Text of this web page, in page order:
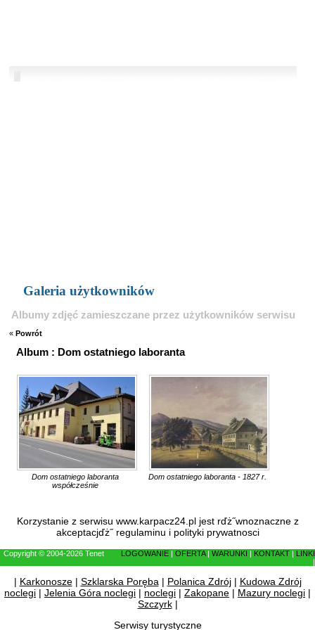
Galeria użytkowników
Albumy zdjęć zamieszczane przez użytkowników serwisu
« Powrót
Album : Dom ostatniego laboranta
Dom ostatniego laboranta
współcześnie
Dom ostatniego laboranta - 1827 r.
Korzystanie z serwisu www.karpacz24.pl jest rďż˝wnoznaczne z
akceptacjďż˝ regulaminu i polityki prywatnosci
Copyright © 2004-2026 Tenet LOGOWANIE OFERTA| WARUNKI KONTAKT
LINKI
| Karkonosze| Szklarska Poręba| Polanica Zdrój| Kudowa Zdrój
noclegi | Jelenia Góra noclegi | noclegi | Zakopane | Mazury noclegi |
Szczyrk|
Serwisy turystyczne